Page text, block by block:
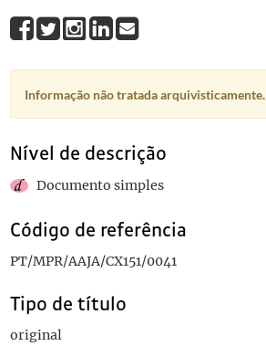
Informação não tratada arquivisticamente.
Nível de descrição
Documento simples
Código de referência
PT/MPR/AAJA/CX151/0041
Tipo de título
original